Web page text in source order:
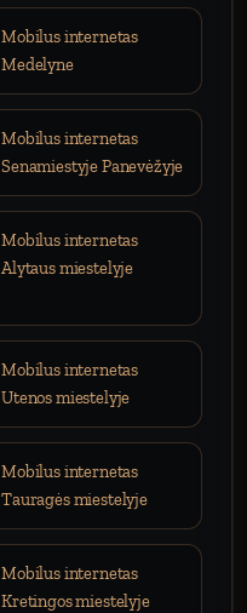
Mobilus internetas
Medelyne
Mobilus internetas
Senamiestyje Panevėžyje
Mobilus internetas
Alytaus miestelyje
Mobilus internetas
Utenos miestelyje
Mobilus internetas
Tauragės miestelyje
Mobilus internetas
Kretingos miestelyje